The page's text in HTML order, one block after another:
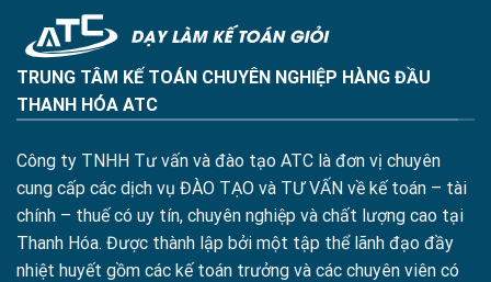
TRUNG TÂM KẾ TOÁN CHUYÊN NGHIỆP HÀNG ĐẦU
THANH HÓA ATC
Công ty TNHH Tư vấn và đào tạo ATC là đơn vị chuyên
cung cấp các dịch vụ ĐÀO TẠO và TƯ VẤN về kế toán – tài
chính – thuế có uy tín, chuyên nghiệp và chất lượng cao tại
Thanh Hóa. Được thành lập bởi một tập thể lãnh đạo đầy
nhiệt huyết gồm các kế toán trưởng và các chuyên viên có